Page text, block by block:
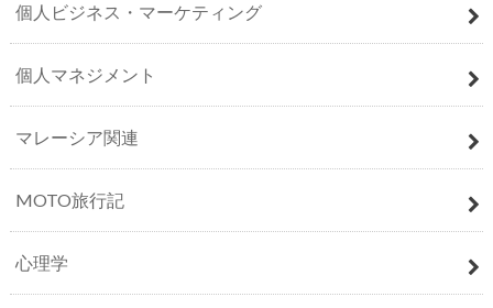
個人ビジネス・マーケティング
個人マネジメント
マレーシア関連
MOTO旅行記
心理学